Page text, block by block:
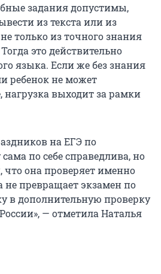
задания допустимы,
из текста или из
только из точного знания
это действительно
языка. Если же без знания
ребенок не может
выходит за рамки
на ЕГЭ по
по себе справедлива, но
что она проверяет именно
превращает экзамен по
в дополнительную проверку
— отметила Наталья